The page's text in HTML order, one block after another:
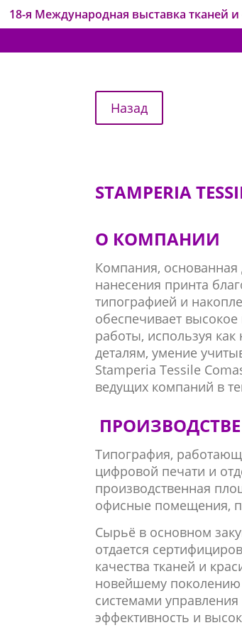
18-я Международная выставка тканей
STAMPERIA
О КОМПАНИИ
Компания, основанная
нанесения принта
типографией и
обеспечивает
работы, используя
деталям, умение
Stamperia Tessile
ведущих компаний в
ПРОИЗВОДСТВЕ
Типография,
цифровой печати и
производственная
офисные помещения,
Сырьё в основном
отдается
качества тканей и
новейшему поколению
системами
эффективность и